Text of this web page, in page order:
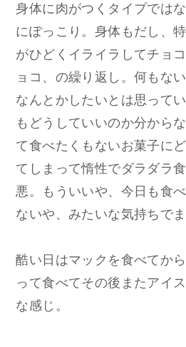
身体に肉がつくタイプでは
にぽっこり。身体もだし、
がひどくイライラしてチョ
ョコ、の繰り返し。何もな
なんとかしたいとは思って
もどうしていいのか分から
て食べたくもないお菓子に
てしまって惰性でダラダラ
悪。もういいや、今日も食
ないや、みたいな気持ちでま
酷い日はマックを食べてか
って食べてその後またアイ
な感じ。